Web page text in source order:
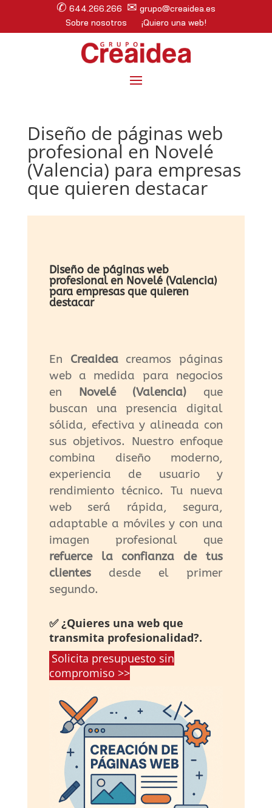
✆ 644.266.266 ✉ grupo@creaidea.es
Sobre nosotros
¡Quiero una web!
Diseño de páginas web
profesional en Novelé
(Valencia) para empresas
que quieren destacar
Diseño de páginas web
profesional en Novelé (Valencia)
para empresas que quieren
destacar
En Creaideacreamos páginas
web a medida para negocios
en Novelé (Valencia) que
buscan una presencia digital
sólida, efectiva y alineada con
sus objetivos. Nuestro enfoque
combina diseño moderno,
experiencia de usuario y
rendimiento técnico. Tu nueva
web será rápida, segura,
adaptable a móviles y con una
imagen profesional que
refuerce la confianza de tus
clientesdesde el primer
segundo.
✅ ¿Quieres una web que
transmita profesionalidad?.
Solicita presupuesto sin
compromiso >>